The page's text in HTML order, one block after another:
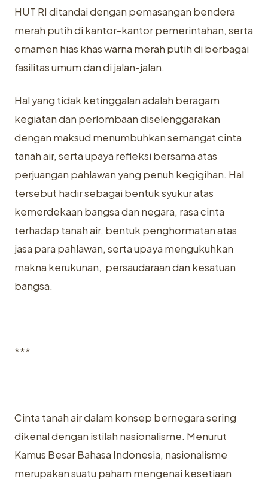
HUT RI ditandai dengan pemasangan bendera
merah putih di kantor-kantor pemerintahan, serta
ornamen hias khas warna merah putih di berbagai
fasilitas umum dan di jalan-jalan.
Hal yang tidak ketinggalan adalah beragam
kegiatan dan perlombaan diselenggarakan
dengan maksud menumbuhkan semangat cinta
tanah air, serta upaya refleksi bersama atas
perjuangan pahlawan yang penuh kegigihan. Hal
tersebut hadir sebagai bentuk syukur atas
kemerdekaan bangsa dan negara, rasa cinta
terhadap tanah air, bentuk penghormatan atas
jasa para pahlawan, serta upaya mengukuhkan
makna kerukunan, persaudaraan dan kesatuan
bangsa.
***
Cinta tanah air dalam konsep bernegara sering
dikenal dengan istilah nasionalisme. Menurut
Kamus Besar Bahasa Indonesia, nasionalisme
merupakan suatu paham mengenai kesetiaan